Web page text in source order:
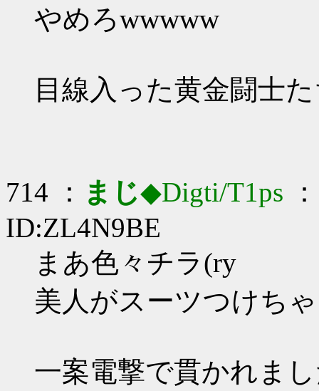
やめろwwwww
目線入った黄金闘士
714 ： まじ◆Digti/T1ps
ID:ZL4N9BE
まあ色々チラ(ry
美人がスーツつけち
一案電撃で貫かれま